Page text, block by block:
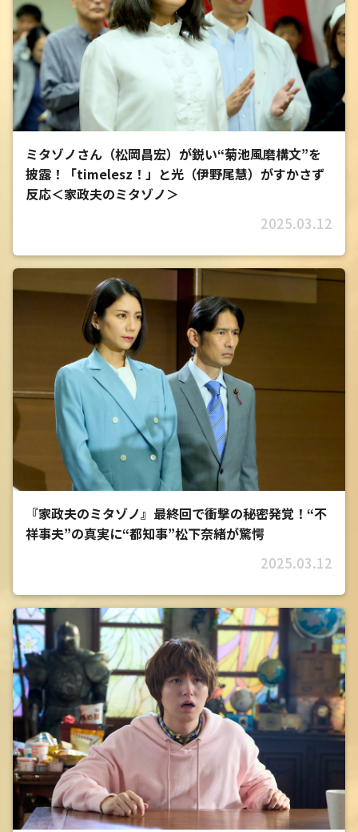
ミタゾノさん（松岡昌宏）が鋭い“菊池風磨構文”を
披露！「timelesz！」と光（伊野尾慧）がすかさず
反応＜家政夫のミタゾノ＞
2025.03.12
『家政夫のミタゾノ』最終回で衝撃の秘密発覚！“不
祥事夫”の真実に“都知事”松下奈緒が驚愕
2025.03.12